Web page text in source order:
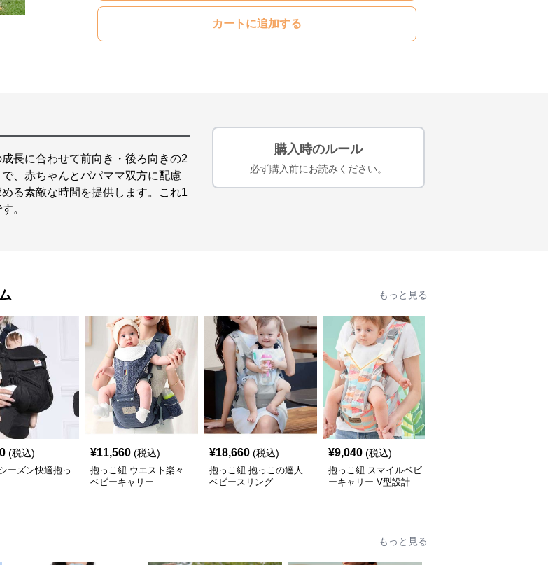
カートに追加する
長に合わせて前向き・後ろ向きの2
、赤ちゃんとパパママ双方に配慮
る素敵な時間を提供します。これ1
。
購入時のルール
必ず購入前にお読みください。
もっと見る
(税込)
ーズン快適抱っ
¥11,560 (税込)
抱っこ紐 ウエスト楽々
ベビーキャリー
¥18,660 (税込)
抱っこ紐 抱っこの達人
ベビースリング
¥9,040 (税込)
抱っこ紐 スマイルベビ
ーキャリー V型設計
もっと見る